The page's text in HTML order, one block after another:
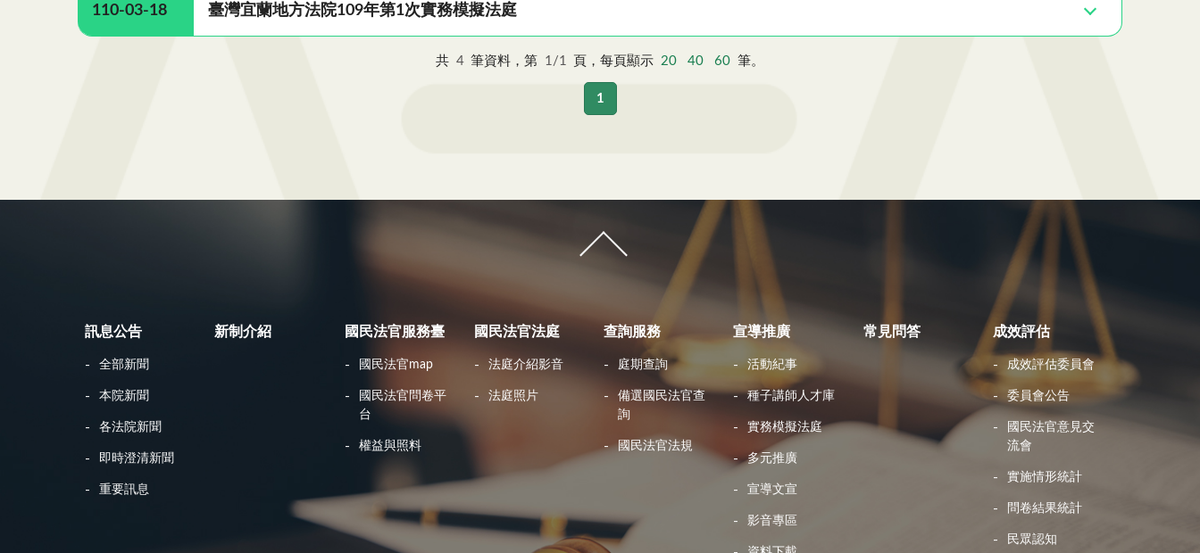
110-03-18 臺灣宜蘭地方法院109年第1次實務模擬法庭
共 4 筆資料，第 1/1 頁，每頁顯示 20 40 60 筆。
1
訊息公告
全部新聞
本院新聞
各法院新聞
即時澄清新聞
重要訊息
新制介紹 國民法官服務臺
國民法官map
國民法官問卷平
台
權益與照料
國民法官法庭
法庭介紹影音
法庭照片
查詢服務
庭期查詢
備選國民法官查
詢
國民法官法規
宣導推廣
活動紀事
種子講師人才庫
實務模擬法庭
多元推廣
宣導文宣
影音專區
常見問答 成效評估
成效評估委員會
委員會公告
國民法官意見交
流會
實施情形統計
問卷結果統計
民眾認知